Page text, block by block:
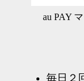
au PAY
毎日２